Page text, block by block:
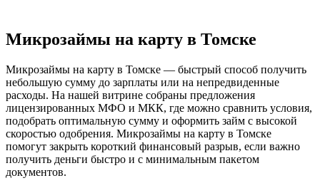
Микрозаймы на карту в Томске
Микрозаймы на карту в Томске — быстрый способ получить
небольшую сумму до зарплаты или на непредвиденные
расходы. На нашей витрине собраны предложения
лицензированных МФО и МКК, где можно сравнить условия,
подобрать оптимальную сумму и оформить займ с высокой
скоростью одобрения. Микрозаймы на карту в Томске
помогут закрыть короткий финансовый разрыв, если важно
получить деньги быстро и с минимальным пакетом
документов.